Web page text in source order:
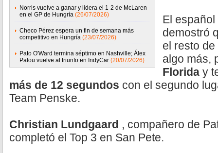
Norris vuelve a ganar y lidera el 1-2 de McLaren
en el GP de Hungría (26/07/2026)
Checo Pérez espera un fin de semana más
competitivo en Hungría (23/07/2026)
Pato O'Ward termina séptimo en Nashville; Álex
Palou vuelve al triunfo en IndyCar (20/07/2026)
El
demostró
el resto
algo más,
Florida y
más de 12 segundos con el segundo
Team Penske.
Christian Lundgaard , compañero de
completó el Top 3 en San Pete.